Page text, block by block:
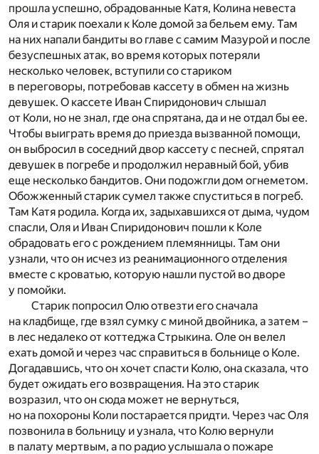
прошла успешно, обрадованные Катя, Колина невеста
Оля и старик поехали к Коле домой за бельем ему. Там
на них напали бандиты во главе с самим Мазурой и после
безуспешных атак, во время которых потеряли
несколько человек, вступили со стариком
в переговоры, потребовав кассету в обмен на жизнь
девушек. О кассете Иван Спиридонович слышал
от Коли, но не знал, где она спрятана, да и не отдал бы ее.
Чтобы выиграть время до приезда вызванной помощи,
он выбросил в соседний двор кассету с песней, спрятал
девушек в погребе и продолжил неравный бой, убив
еще несколько бандитов. Они подожгли дом огнеметом.
Обожженный старик сумел также спуститься в погреб.
Там Катя родила. Когда их, задыхавшихся от дыма, чудом
спасли, Оля и Иван Спиридонович пошли к Коле
обрадовать его с рождением племянницы. Там они
узнали, что он исчез из реанимационного отделения
вместе с кроватью, которую нашли пустой во дворе
у помойки.
Старик попросил Олю отвезти его сначала
на кладбище, где взял сумку с миной двойника, а затем –
в лес недалеко от коттеджа Стрыкина. Оле он велел
ехать домой и через час справиться в больнице о Коле.
Догадавшись, что он хочет спасти Колю, она сказала, что
будет ожидать его возвращения. На это старик
возразил, что он сюда может не вернуться,
но на похороны Коли постарается придти. Через час Оля
позвонила в больницу и узнала, что Колю вернули
в палату мертвым, а по радио услышала о пожаре